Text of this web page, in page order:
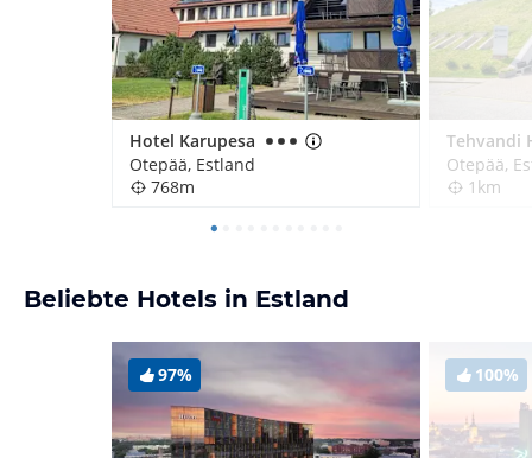
Hotel Karupesa
Otepää, Estland
768m
Tehvandi
Otepää,
1km
Beliebte Hotels in Estland
97% 100%